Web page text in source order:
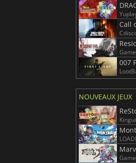
Call
007
NOUVEAUX JEUX